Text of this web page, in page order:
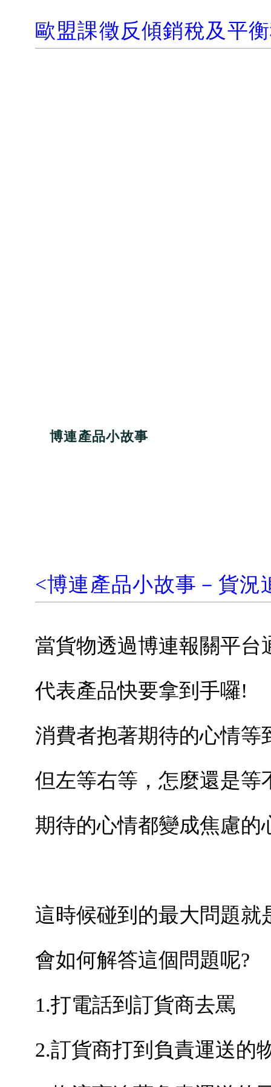
歐盟課徵反傾銷稅及平
博連產品小故事
<博連產品小故事－貨況
當貨物透過博連報關平台
代表產品快要拿到手囉!
消費者抱著期待的心情等
但左等右等，怎麼還是等
期待的心情都變成焦慮
這時候碰到的最大問題就
會如何解答這個問題呢?
1.打電話到訂貨商去罵
2.訂貨商打到負責運送的